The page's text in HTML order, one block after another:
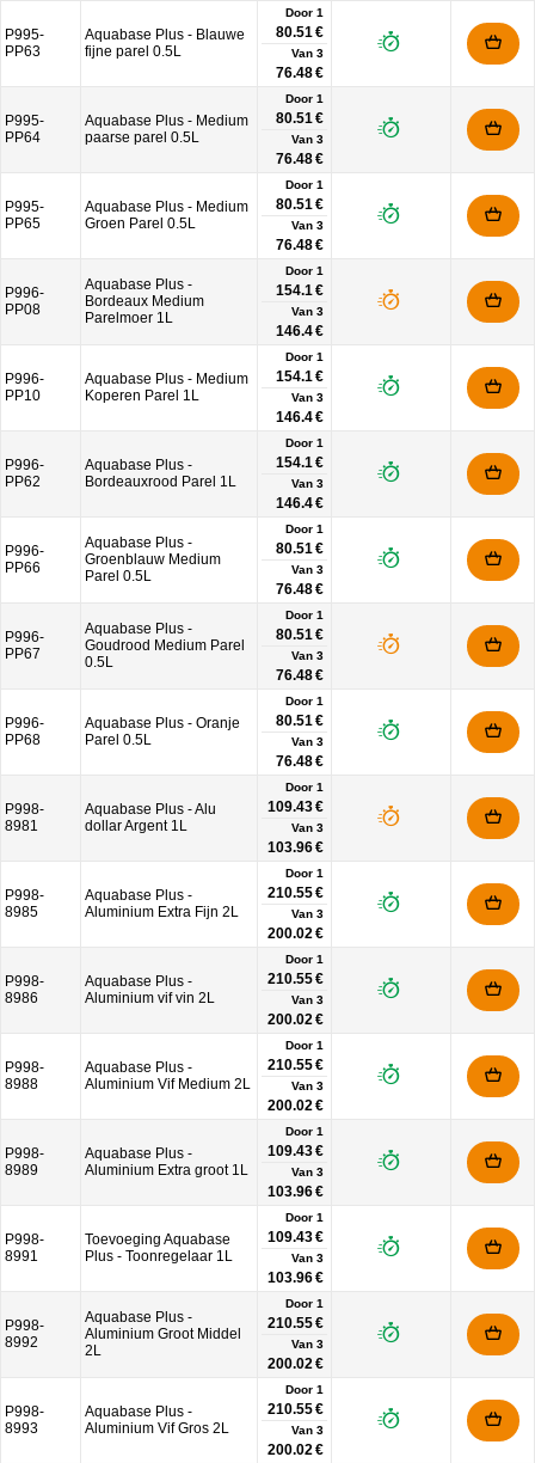
P995-
PP63
Aquabase Plus - Blauwe
fijne parel 0.5L
Door 1
80.51 €
Van 3
76.48 €
P995-
PP64
Aquabase Plus - Medium
paarse parel 0.5L
Door 1
80.51 €
Van 3
76.48 €
P995-
PP65
Aquabase Plus - Medium
Groen Parel 0.5L
Door 1
80.51 €
Van 3
76.48 €
P996-
PP08
Aquabase Plus -
Bordeaux Medium
Parelmoer 1L
Door 1
154.1 €
Van 3
146.4 €
P996-
PP10
Aquabase Plus - Medium
Koperen Parel 1L
Door 1
154.1 €
Van 3
146.4 €
P996-
PP62
Aquabase Plus -
Bordeauxrood Parel 1L
Door 1
154.1 €
Van 3
146.4 €
P996-
PP66
Aquabase Plus -
Groenblauw Medium
Parel 0.5L
Door 1
80.51 €
Van 3
76.48 €
P996-
PP67
Aquabase Plus -
Goudrood Medium Parel
0.5L
Door 1
80.51 €
Van 3
76.48 €
P996-
PP68
Aquabase Plus - Oranje
Parel 0.5L
Door 1
80.51 €
Van 3
76.48 €
P998-
8981
Aquabase Plus - Alu
dollar Argent 1L
Door 1
109.43 €
Van 3
103.96 €
P998-
8985
Aquabase Plus -
Aluminium Extra Fijn 2L
Door 1
210.55 €
Van 3
200.02 €
P998-
8986
Aquabase Plus -
Aluminium vif vin 2L
Door 1
210.55 €
Van 3
200.02 €
P998-
8988
Aquabase Plus -
Aluminium Vif Medium 2L
Door 1
210.55 €
Van 3
200.02 €
P998-
8989
Aquabase Plus -
Aluminium Extra groot 1L
Door 1
109.43 €
Van 3
103.96 €
P998-
8991
Toevoeging Aquabase
Plus - Toonregelaar 1L
Door 1
109.43 €
Van 3
103.96 €
P998-
8992
Aquabase Plus -
Aluminium Groot Middel
2L
Door 1
210.55 €
Van 3
200.02 €
P998-
8993
Aquabase Plus -
Aluminium Vif Gros 2L
Door 1
210.55 €
Van 3
200.02 €